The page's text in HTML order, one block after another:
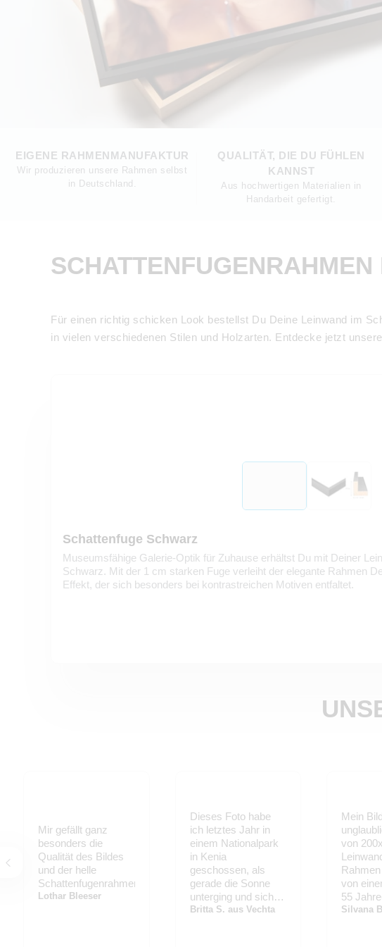
EIGENE RAHMENMANUFAKTUR
Wir produzieren unsere Rahmen selbst
in Deutschland.
QUALITÄT, DIE DU FÜHLEN
KANNST
Aus hochwertigen Materialien in
Handarbeit gefertigt.
Für einen richtig schicken Look bestellst Du Deine Leinwand im
in vielen verschiedenen Stilen und Holzarten. Entdecke jetzt
Schattenfuge Schwarz
Museumsfähige Galerie-Optik für Zuhause erhältst Du mit Deiner
Schwarz. Mit der 1 cm starken Fuge verleiht der elegante Rahmen
Effekt, der sich besonders bei kontrastreichen Motiven entfaltet.
Mir gefällt ganz
besonders die
Qualität des Bildes
und der helle
Schattenfugenrahmen.
Lothar Bleeser
Dieses Foto habe
ich letztes Jahr in
einem Nationalpark
in Kenia
geschossen, als
gerade die Sonne
unterging und sich
der Elefant ruhig
Britta S. aus Vechta
Mein
von
von
55
Original
Silvana